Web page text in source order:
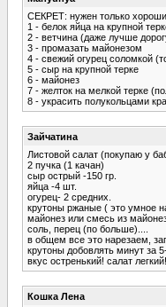
СЕКРЕТ: нужен только
1 - белок яйца на крупной
2 - ветчина (даже лучше
3 - промазать майонезом
4 - свежий огурец соломкой
5 - сыр на крупной терке
6 - майонез
7 - желток на мелкой терке
8 - украсить полукольцами
Зайчатина
Листовой салат (покупаю у
2 пучка (1 качан)
сыр острый -150 гр.
яйца -4 шт.
огурец- 2 средних.
крутоны ржаные ( это умное
майонез или смесь из
соль, перец (по больше)....
в общем все это нарезаем,
крутоны добовлять минут за
вкус остренький! салат
Кошка Лена